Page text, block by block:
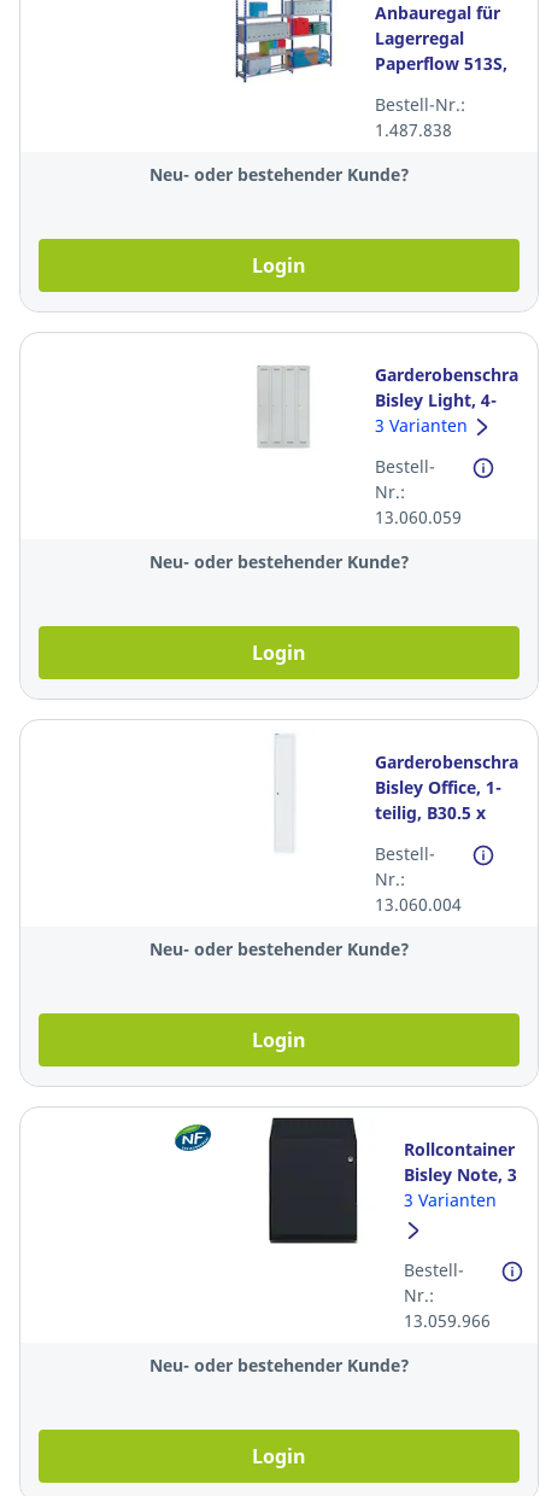
Anbauregal für
Lagerregal
Paperflow 513S,
(BxTxH)
Bestell-Nr.:
1.487.838
Neu- oder bestehender Kunde?
Login
Garderobenschrank
Bisley Light, 4-
teilig, B120 x T50
lichtgrau
3 Varianten
Bestell-
Nr.:
13.060.059
Neu- oder bestehender Kunde?
Login
Garderobenschrank
Bisley Office, 1-
teilig, B30.5 x
cm, lichtgrau
Bestell-
Nr.:
13.060.004
Neu- oder bestehender Kunde?
Login
Rollcontainer
Bisley Note, 3
3 Varianten
Bestell-
Nr.:
13.059.966
Neu- oder bestehender Kunde?
Login